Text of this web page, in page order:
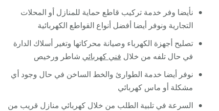
نأيضا وفر خدمة تركيب قاطع حماية للمنازل أو المحلات
التجارية ونوفر أيضا أفضل أنواع القواطع الكهربائية
تصليح أجهزة الكهرباء وصيانة محركاتها وتغير أسلاك الدارة
في حال تلفه من خلال فني كهربائي شاطر ورخيص
نوفر أيضا خدمة الطوارئ والخط الساخن في حال وجود أي
مشكلة أو ماس كهربائي
السرعة في تلبية الطلب من خلال كهربائي منازل قريب من